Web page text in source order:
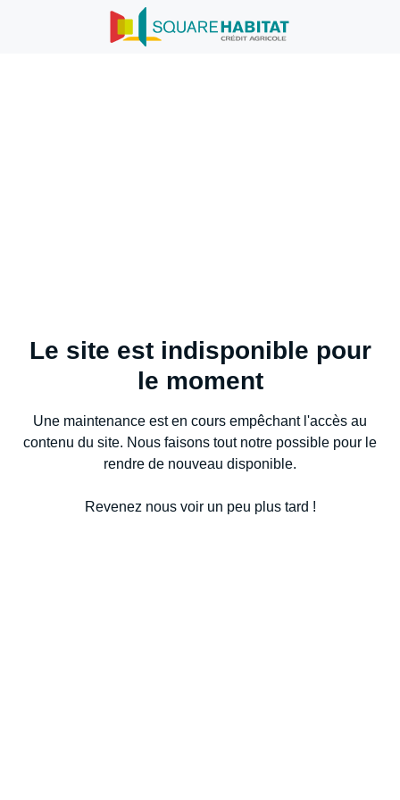
Le site est indisponible pour
le moment
Une maintenance est en cours empêchant l'accès au
contenu du site. Nous faisons tout notre possible pour le
rendre de nouveau disponible.
Revenez nous voir un peu plus tard !